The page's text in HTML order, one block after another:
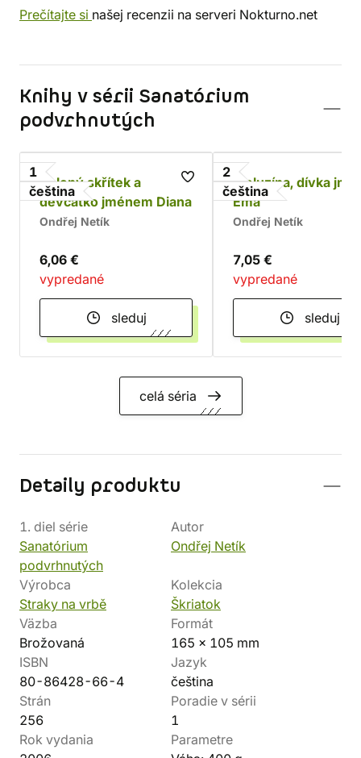
Prečítajte si našej recenzii na serveri Nokturno.net
Knihy v sérii Sanatórium
podvrhnutých
1
čeština
Zelený skřítek a
děvčátko jménem Diana
Ondřej Netík
6,06 €
vypredané
sleduj
2
čeština
Meluzína, dívka
Ema
Ondřej Netík
7,05 €
vypredané
sleduj
celá séria
Detaily produktu
1. diel série
Sanatórium
podvrhnutých
Autor
Ondřej Netík
Výrobca
Straky na vrbě
Kolekcia
Škriatok
Väzba
Brožovaná
Formát
165 x 105 mm
ISBN
80-86428-66-4
Jazyk
čeština
Strán
256
Poradie v sérii
1
Rok vydania
Parametre